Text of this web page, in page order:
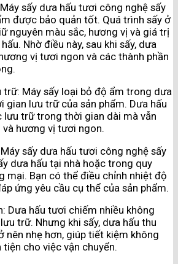
sấy dưa hấu tươi công nghệ sấy
được bảo quản tốt. Quá trình sấy ở
nguyên màu sắc, hương vị và giá trị
Nhờ điều này, sau khi sấy, dưa
vị tươi ngon và các thành phần
trữ: Máy sấy loại bỏ độ ẩm trong dưa
gian lưu trữ của sản phẩm. Dưa hấu
trữ trong thời gian dài mà vẫn
hương vị tươi ngon.
sấy dưa hấu tươi công nghệ sấy
dưa hấu tại nhà hoặc trong quy
mại. Bạn có thể điều chỉnh nhiệt độ
ứng yêu cầu cụ thể của sản phẩm.
Dưa hấu tươi chiếm nhiều không
trữ. Nhưng khi sấy, dưa hấu thu
nên nhẹ hơn, giúp tiết kiệm không
cho việc vận chuyển.